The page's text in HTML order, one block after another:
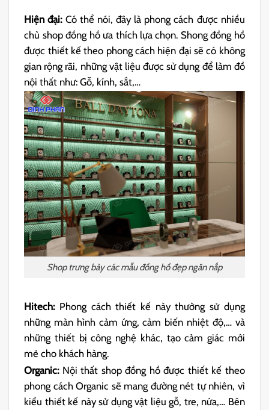
Hiện đại:Có thể nói, đây là phong cách được nhiều
chủ shop đồng hồ ưa thích lựa chọn. Shong đồng hồ
được thiết kế theo phong cách hiện đại sẽ có không
gian rộng rãi, những vật liệu được sử dụng để làm đồ
nội thất như: Gỗ, kính, sắt,…
Shop trưng bày các mẫu đồng hồ đẹp ngăn nắp
Hitech:Phong cách thiết kế này thường sử dụng
những màn hình cảm ứng, cảm biến nhiệt độ,… và
những thiết bị công nghệ khác, tạo cảm giác mới
mẻ cho khách hàng.
Organic:Nội thất shop đồng hồ được thiết kế theo
phong cách Organic sẽ mang đường nét tự nhiên, vì
kiểu thiết kế này sử dụng vật liệu gỗ, tre, nứa,… Bên